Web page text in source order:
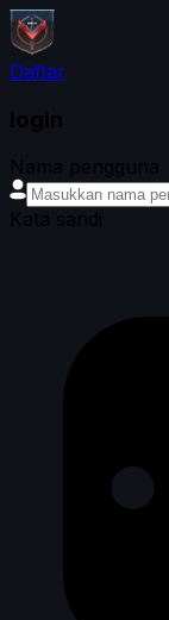
Daftar
login
Nama pengguna
Kata sandi